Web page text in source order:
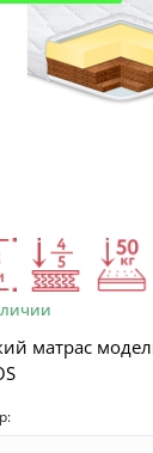
матрас